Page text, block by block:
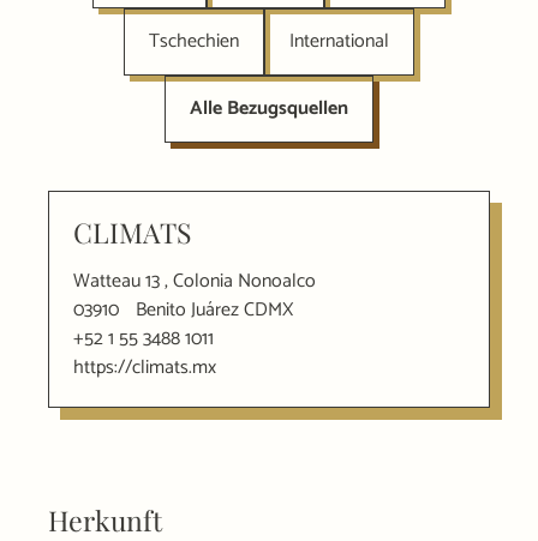
Tschechien International
Alle Bezugsquellen
CLIMATS
Watteau 13 , Colonia Nonoalco
03910 Benito Juárez CDMX
+52 1 55 3488 1011
https://climats.mx
Herkunft